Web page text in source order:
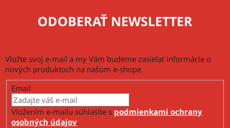
ODOBERAŤ NEWSLETTER
Vložte svoj e-mail a my Vám budeme zasielať informácie o
nových produktoch na našom e-shope.
Email
Vložením e-mailu súhlasíte s podmienkami ochrany
osobných údajov.